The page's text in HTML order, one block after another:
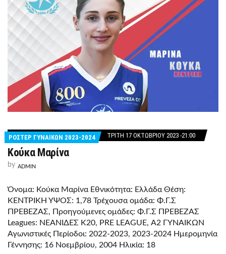
ΡΟΣΤΕΡ ΓΥΝΑΙΚΩΝ 2023-2024 ΤΡΊΤΗ 17 ΟΚΤΩΒΡΊΟΥ 2023 -21:00
Κούκα Μαρίνα
by ADMIN
Όνομα: Κούκα Μαρίνα Εθνικότητα: Ελλάδα Θέση:
ΚΕΝΤΡΙΚΗ ΥΨΟΣ: 1,78 Τρέχουσα ομάδα: Φ.Γ.Σ
ΠΡΕΒΕΖΑΣ, Προηγούμενες ομάδες: Φ.Γ.Σ ΠΡΕΒΕΖΑΣ
Leagues: ΝΕΑΝΙΔΕΣ Κ20, PRE LEAGUE, Α2 ΓΥΝΑΙΚΩΝ
Αγωνιστικές Περίοδοι: 2022-2023, 2023-2024 Ημερομηνία
Γέννησης: 16 Νοεμβρίου, 2004 Ηλικία: 18